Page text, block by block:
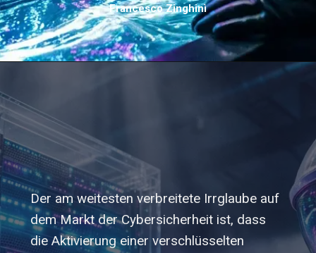
Francesco Zinghinì
Der am weitesten verbreitete Irrglaube auf
dem Markt der Cybersicherheit ist, dass
die Aktivierung einer verschlüsselten